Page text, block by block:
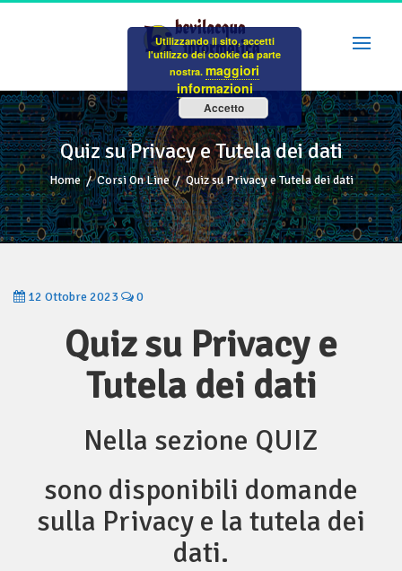
Skip
Quiz su Privacy e Tutela dei dati
Home /Corsi On Line /Quiz su Privacy e Tutela dei dati
12 Ottobre 2023 0
Quiz su Privacy e
Tutela dei dati
Nella sezione QUIZ
sono disponibili domande
sulla Privacy e la tutela dei
dati.
Utilizzando il sito, accetti
l'utilizzo dei cookie da parte
nostra. maggiori
informazioni
Accetto